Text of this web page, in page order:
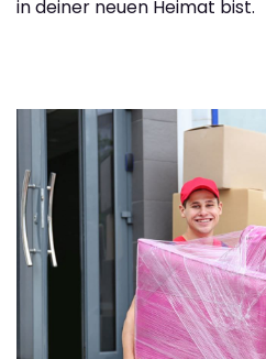
in deiner neuen Heimat bist.